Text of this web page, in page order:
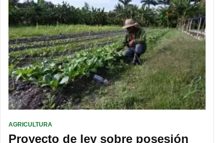
AGRICULTURA
Proyecto de ley sobre posesión